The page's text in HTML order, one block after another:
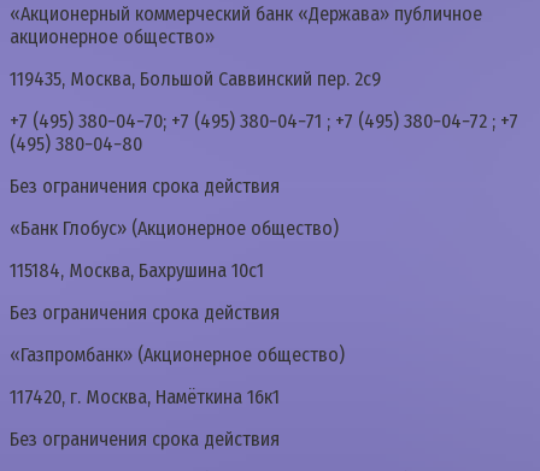
«Акционерный коммерческий банк «Держава» публичное
акционерное общество»
119435, Москва, Большой Саввинский пер. 2с9
+7 (495) 380−04−70; +7 (495) 380−04−71 ; +7 (495) 380−04−72 ; +7
(495) 380−04−80
Без ограничения срока действия
«Банк Глобус» (Акционерное общество)
115184, Москва, Бахрушина 10с1
Без ограничения срока действия
«Газпромбанк» (Акционерное общество)
117420, г. Москва, Намёткина 16к1
Без ограничения срока действия